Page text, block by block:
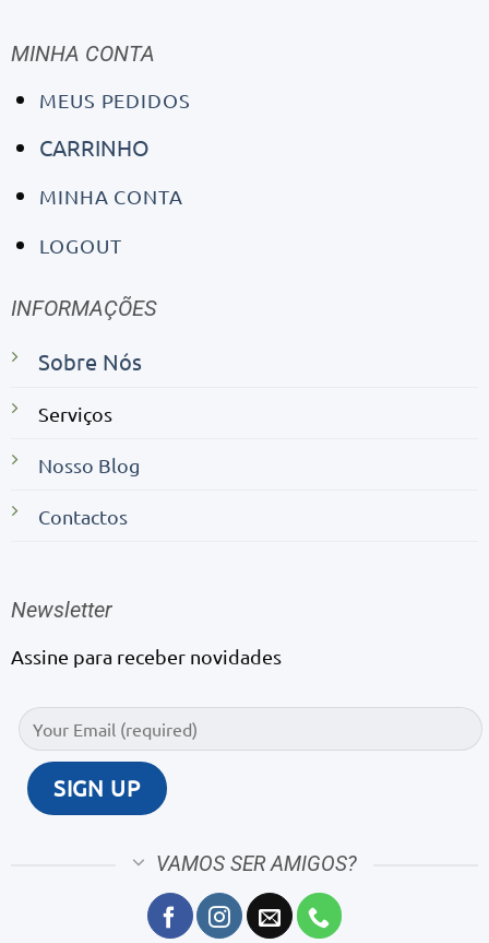
MINHA CONTA
MEUS PEDIDOS
CARRINHO
MINHA CONTA
LOGOUT
INFORMAÇÕES
Sobre Nós
Serviços
Nosso Blog
Contactos
Newsletter
Assine para receber novidades
VAMOS SER AMIGOS?